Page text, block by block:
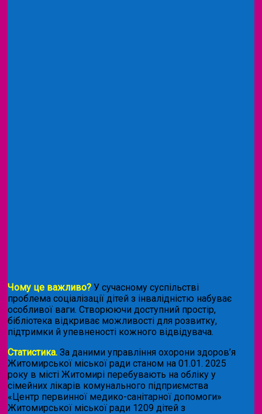
Чому це важливо? У сучасному суспільстві
проблема соціалізації дітей з інвалідністю набуває
особливої ваги. Створюючи доступний простір,
бібліотека відкриває можливості для розвитку,
підтримки й упевненості кожного відвідувача.
Статистика. За даними управління охорони здоров’я
Житомирської міської ради станом на 01.01. 2025
року в місті Житомирі перебувають на обліку у
сімейних лікарів комунального підприємства
«Центр первинної медико-санітарної допомоги»
Житомирської міської ради 1209 дітей з